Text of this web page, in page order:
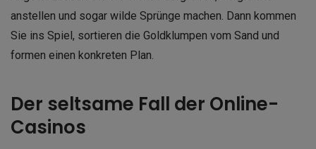
anstellen und sogar wilde Sprünge machen. Dann kommen
Sie ins Spiel, sortieren die Goldklumpen vom Sand und
formen einen konkreten Plan.
Der seltsame Fall der Online-
Casinos